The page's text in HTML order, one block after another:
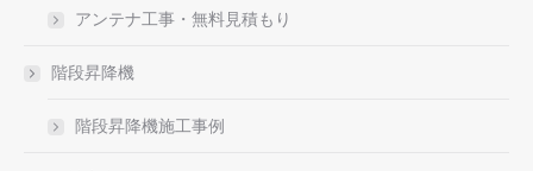
アンテナ工事・無料見積もり
階段昇降機
階段昇降機施工事例